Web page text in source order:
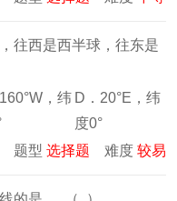
往西是西半球，往东是
，纬 D．20°E，纬
度0°
题型 选择题 难度 较易